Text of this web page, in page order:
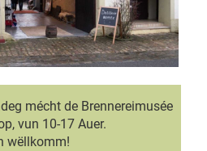
mécht de Brennereimusée
vun 10-17 Auer.
wëllkomm!